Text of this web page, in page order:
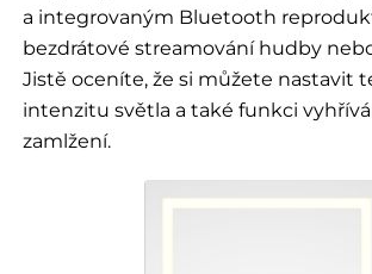
a integrovaným Bluetooth
bezdrátové streamování hudby
Jistě oceníte, že si můžete nastavit
intenzitu světla a také funkci
zamlžení.